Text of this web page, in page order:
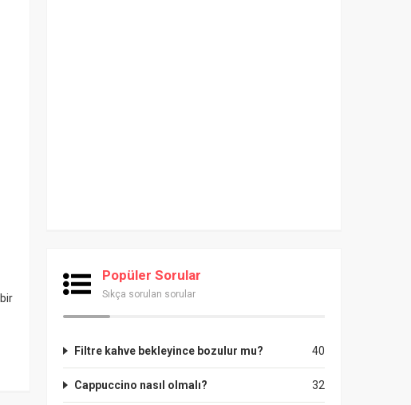
Popüler Sorular
Sıkça sorulan sorular
40
Filtre kahve bekleyince bozulur mu?
32
Cappuccino nasıl olmalı?